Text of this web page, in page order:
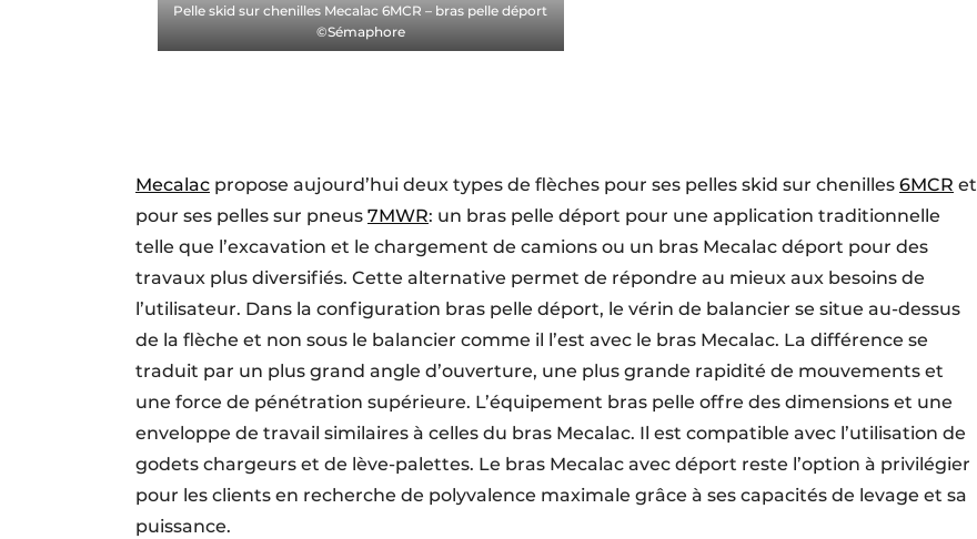
Pelle skid sur chenilles Mecalac 6MCR – bras pelle déport
©Sémaphore
Mecalac propose aujourd’hui deux types de flèches pour ses pelles skid sur chenilles 6MCR et
pour ses pelles sur pneus 7MWR: un bras pelle déport pour une application traditionnelle
telle que l’excavation et le chargement de camions ou un bras Mecalac déport pour des
travaux plus diversifiés. Cette alternative permet de répondre au mieux aux besoins de
l’utilisateur. Dans la configuration bras pelle déport, le vérin de balancier se situe au-dessus
de la flèche et non sous le balancier comme il l’est avec le bras Mecalac. La différence se
traduit par un plus grand angle d’ouverture, une plus grande rapidité de mouvements et
une force de pénétration supérieure. L’équipement bras pelle offre des dimensions et une
enveloppe de travail similaires à celles du bras Mecalac. Il est compatible avec l’utilisation de
godets chargeurs et de lève-palettes. Le bras Mecalac avec déport reste l’option à privilégier
pour les clients en recherche de polyvalence maximale grâce à ses capacités de levage et sa
puissance.